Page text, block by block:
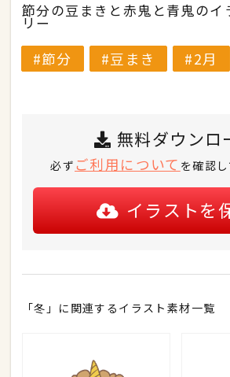
節分の豆まきと赤鬼と青鬼のイ
リー
節分 豆まき 2月
無料ダウンロ
必ず ご利用について を確認し
イラストを
「冬」に関連するイラスト素材一覧